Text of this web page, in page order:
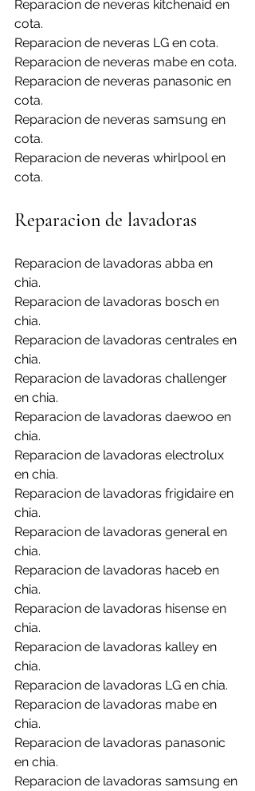
Reparacion de neveras kitchenaid en
cota.
Reparacion de neveras LG en cota.
Reparacion de neveras mabe en cota.
Reparacion de neveras panasonic en
cota.
Reparacion de neveras samsung en
cota.
Reparacion de neveras whirlpool en
cota.
Reparacion de lavadoras
Reparacion de lavadoras abba en
chia.
Reparacion de lavadoras bosch en
chia.
Reparacion de lavadoras centrales en
chia.
Reparacion de lavadoras challenger
en chia.
Reparacion de lavadoras daewoo en
chia.
Reparacion de lavadoras electrolux
en chia.
Reparacion de lavadoras frigidaire en
chia.
Reparacion de lavadoras general en
chia.
Reparacion de lavadoras haceb en
chia.
Reparacion de lavadoras hisense en
chia.
Reparacion de lavadoras kalley en
chia.
Reparacion de lavadoras LG en chia.
Reparacion de lavadoras mabe en
chia.
Reparacion de lavadoras panasonic
en chia.
Reparacion de lavadoras samsung en